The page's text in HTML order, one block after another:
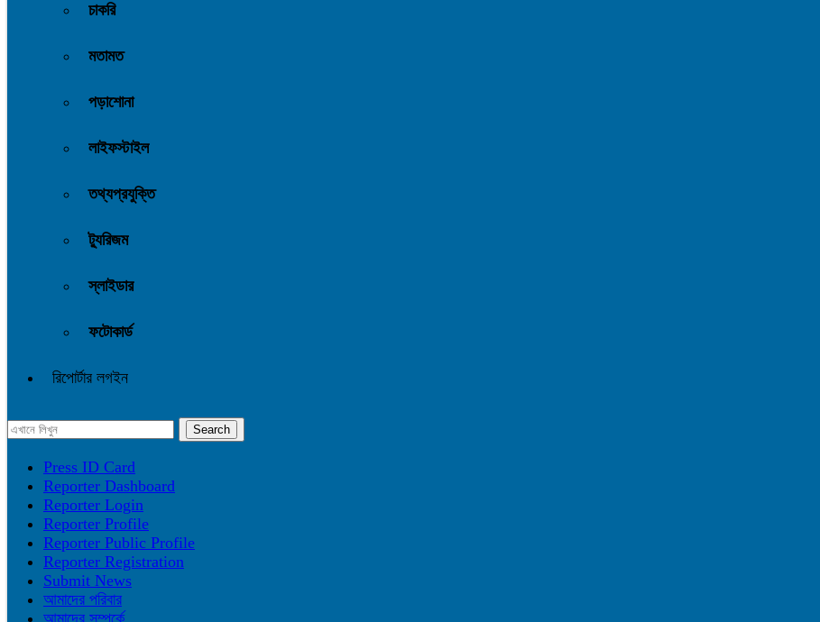
চাকরি
মতামত
পড়াশোনা
লাইফস্টাইল
তথ্যপ্রযুক্তি
ট্যুরিজম
স্লাইডার
ফটোকার্ড
রিপোর্টার লগইন
Press ID Card
Reporter Dashboard
Reporter Login
Reporter Profile
Reporter Public Profile
Reporter Registration
Submit News
আমাদের পরিবার
আমাদের সম্পর্কে